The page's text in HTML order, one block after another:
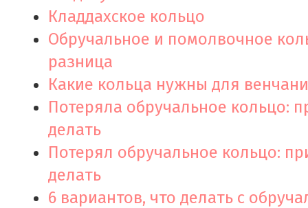
Кладдахское кольцо
Обручальное и помолвочное
разница
Какие кольца нужны для
Потеряла обручальное кольцо:
делать
Потерял обручальное кольцо:
делать
6 вариантов, что делать с